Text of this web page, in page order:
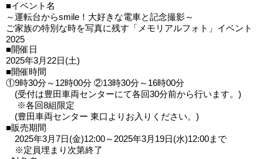
■イベント名
～運転台からsmile！大好きな電車と記念撮影～
ご家族の特別な時を写真に残す「メモリアルフォト」イベント
2025
■開催日
2025年3月22日(土)
■開催時間
①9時30分～12時00分 ②13時30分～16時00分
(受付は豊田車両センターにて各回30分前から行います。)
※各回8組限定
(豊田車両センター 東口よりお入りください。)
■販売期間
2025年3月7日(金)12:00～2025年3月19日(水)12:00まで
※定員埋まり次第終了